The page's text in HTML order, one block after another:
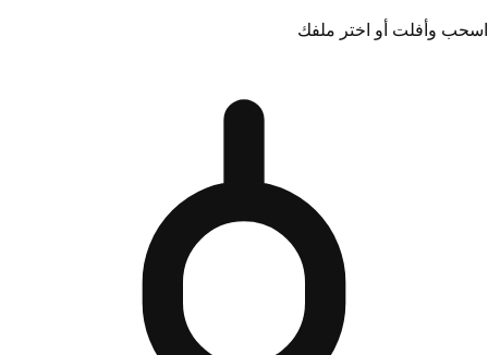
اسحب وأفلت أو اختر ملفك